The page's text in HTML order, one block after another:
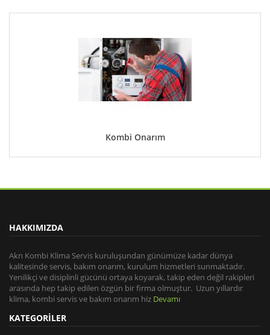
Olmayabilir. Eğer Açık İse Kombiye Reste Atınız. Düzelmiyor İse
C1 17 Arıza Kodu: Kombinin İçerisinde Ki Mevcut Suyun 2,5 Barı
Aştığını Belirten Koddur. Eğer Kombi Bu Şekilde Çalışırsa Parçalara
Zarar Verebilir. Peteklerin Hava Alma Müşöründen Cihazın Basıncı
1,5 Olana Kadar Suyu Tahliye Etmeniz Gerekir.
Sağlamaz. Su Bar Değeri 1,5 Olana Kadar Kombiye Su Basmanız
Gerekir. Daha Sonra Kombi Çalışmasını Sürdürür.
Tamiri Veya Değişimi Gerekebilir. Teknik Servis İle Görüşünüz.
Bacada Tıkanma Varsa Kombi Böyle Bir Arıza Verebilir. Airfel Kombi
C1 56 Arıza Kodu : Voltajlar Da Hata Olduğunu Belirten Arıza
Kodudur. Kullanıcının Voltaj Düzenleyici Regülatör Taktırması
Gerekmektedir. Eğer Voltajlar Da Daima Oynama Olursa Cihazın
Elektronik Kartı Hasar Görebilir. Konuyla Alakalı Olarak Servisimizi
Arayabilirsiniz.
Kombi Onarım
HAKKIMIZDA
Akn Kombi Klima Servis kuruluşundan günümüze kadar dünya
kalitesinde servis, bakım onarım, kurulum hizmetleri sunmaktadır.
Yenilikçi ve disiplinli gücünü ortaya koyarak, takip eden değil rakipleri
arasında hep takip edilen özgün bir firma olmuştur. Uzun yıllardır
klima, kombi servis ve bakım onarım hiz Devamı
KATEGORİLER